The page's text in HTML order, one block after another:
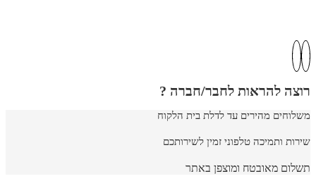
רוצה להראות לחבר/חברה ?
משלוחים מהירים עד לדלת בית הלקוח
שירות ותמיכה טלפוני זמין לשירותכם
תשלום מאובטח ומוצפן באתר